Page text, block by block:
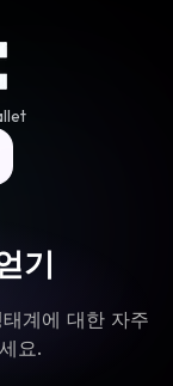
기
계에 대한 자주
요.